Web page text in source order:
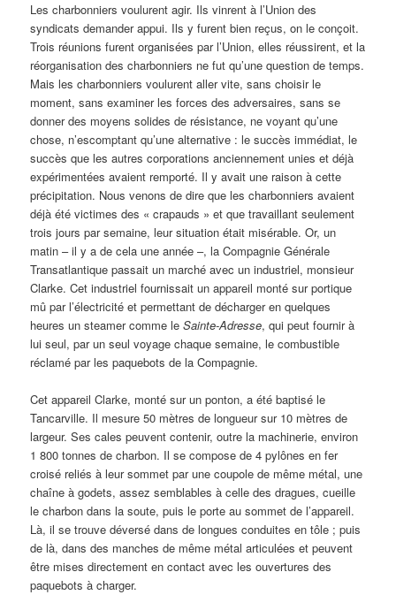
Les charbonniers voulurent agir. Ils vinrent à l’Union des
syndicats demander appui. Ils y furent bien reçus, on le conçoit.
Trois réunions furent organisées par l’Union, elles réussirent, et la
réorganisation des charbonniers ne fut qu’une question de temps.
Mais les charbonniers voulurent aller vite, sans choisir le
moment, sans examiner les forces des adversaires, sans se
donner des moyens solides de résistance, ne voyant qu’une
chose, n’escomptant qu’une alternative : le succès immédiat, le
succès que les autres corporations anciennement unies et déjà
expérimentées avaient remporté. Il y avait une raison à cette
précipitation. Nous venons de dire que les charbonniers avaient
déjà été victimes des « crapauds » et que travaillant seulement
trois jours par semaine, leur situation était misérable. Or, un
matin – il y a de cela une année –, la Compagnie Générale
Transatlantique passait un marché avec un industriel, monsieur
Clarke. Cet industriel fournissait un appareil monté sur portique
mû par l’électricité et permettant de décharger en quelques
heures un steamer comme leSainte-Adresse, qui peut fournir à
lui seul, par un seul voyage chaque semaine, le combustible
réclamé par les paquebots de la Compagnie.
Cet appareil Clarke, monté sur un ponton, a été baptisé le
Tancarville. Il mesure 50 mètres de longueur sur 10 mètres de
largeur. Ses cales peuvent contenir, outre la machinerie, environ
1 800 tonnes de charbon. Il se compose de 4 pylônes en fer
croisé reliés à leur sommet par une coupole de même métal, une
chaîne à godets, assez semblables à celle des dragues, cueille
le charbon dans la soute, puis le porte au sommet de l’appareil.
Là, il se trouve déversé dans de longues conduites en tôle ; puis
de là, dans des manches de même métal articulées et peuvent
être mises directement en contact avec les ouvertures des
paquebots à charger.